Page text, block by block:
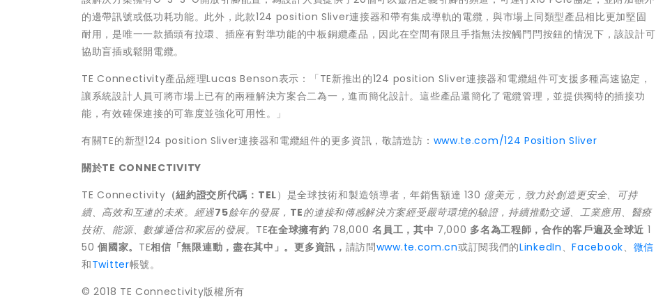
的邊帶訊號或低功耗功能。此外，此款124 position Sliver連接器和帶有集成導軌的電纜，與市場上同類型產品相比更加堅固
耐用，是唯一一款插頭有拉環、插座有對準功能的中板銅纜產品，因此在空間有限且手指無法按觸門閂按鈕的情況下，該設計可
協助盲插或鬆開電纜。
TE Connectivity產品經理Lucas Benson表示：「TE新推出的124 position Sliver連接器和電纜組件可支援多種高速協定，
讓系統設計人員可將市場上已有的兩種解決方案合二為一，進而簡化設計。這些產品還簡化了電纜管理，並提供獨特的插接功
能，有效確保連接的可靠度並強化可用性。」
有關TE的新型124 position Sliver連接器和電纜組件的更多資訊，敬請造訪： www.te.com/124 Position Sliver
關於TE CONNECTIVITY
TE Connectivity （紐約證交所代碼： TEL）是全球技術和製造領導者，年銷售額達 130 億美元，致力於創造更安全、可持
續、高效和互連的未來。 經過75餘年的發展， TE的連接和傳感解決方案經受嚴苛環境的驗證，持續推動交通、工業應用、醫療
技術、能源、數據通信和家居的發展。 TE在全球擁有約 78,000名員工，其中 7,000 多名為工程師，合作的客戶遍及全球近 1
50個國家。 TE相信「無限連動，盡在其中」。更多資訊， 請訪問www.te.com.cn或訂閱我們的LinkedIn 、Facebook、 微信
和Twitter帳號。
© 2018 TE Connectivity版權所有